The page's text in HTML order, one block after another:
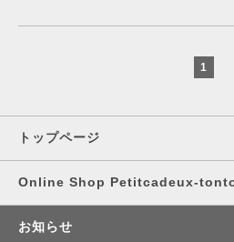
1
トップページ
Online Shop Petitcadeux-
お知らせ